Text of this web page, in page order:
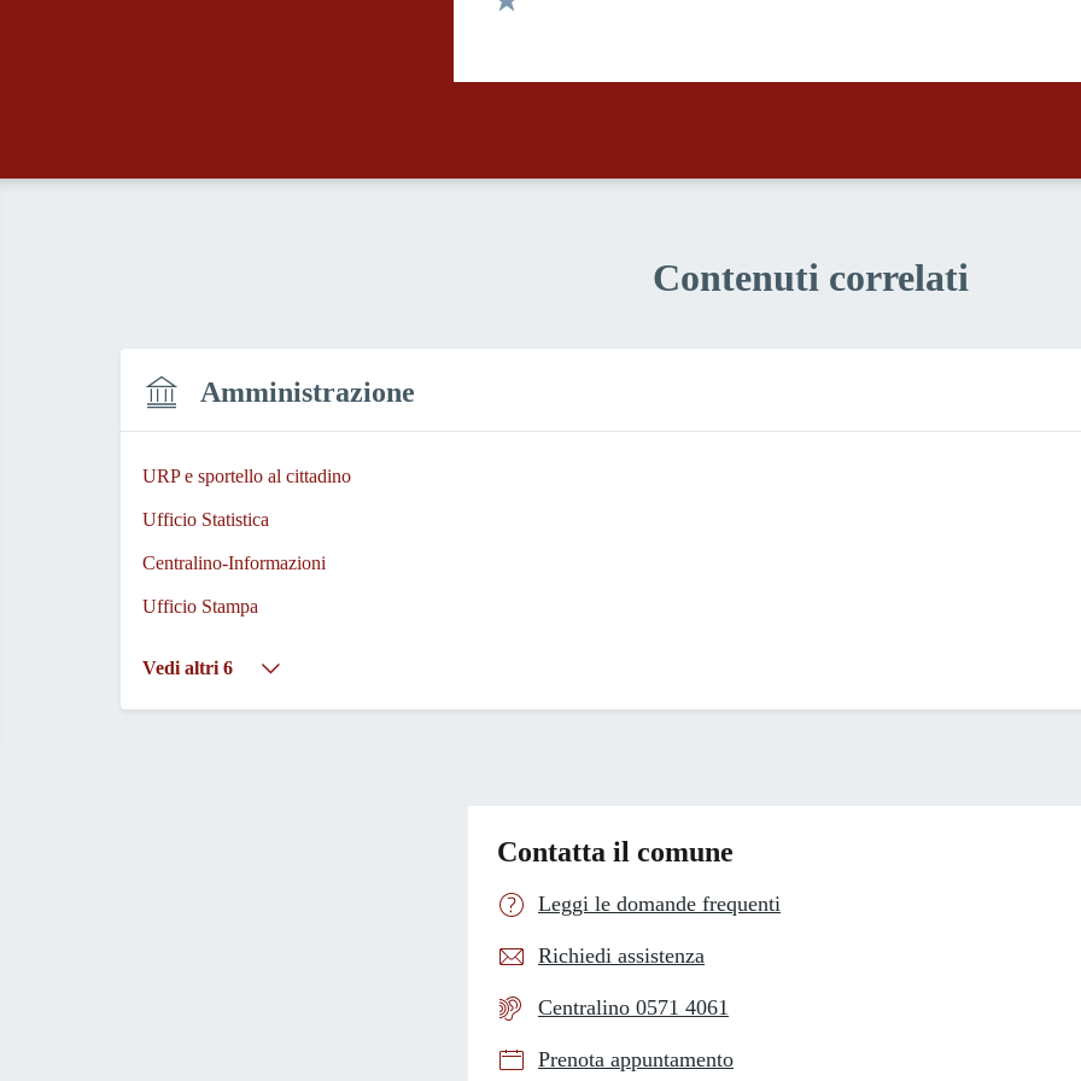
Contenuti correlati
Amministrazione
URP e sportello al cittadino
Ufficio Statistica
Centralino-Informazioni
Ufficio Stampa
Vedi altri 6
Contatta il comune
Leggi le domande frequenti
Richiedi assistenza
Centralino 0571 4061
Prenota appuntamento